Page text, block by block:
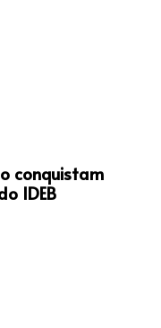
conquistam
IDEB